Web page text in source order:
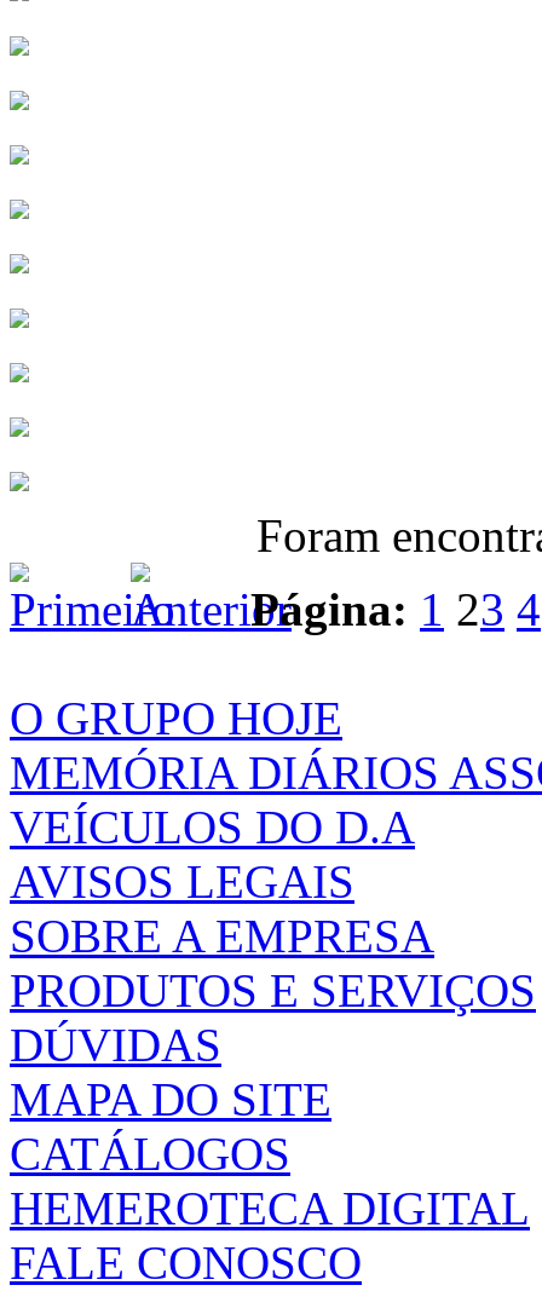
Foram
Página: 1 23 4
O GRUPO HOJE
MEMÓRIA DIÁRIOS
VEÍCULOS DO D.A
AVISOS LEGAIS
SOBRE A EMPRESA
PRODUTOS E SERVIÇOS
DÚVIDAS
MAPA DO SITE
CATÁLOGOS
HEMEROTECA DIGITAL
FALE CONOSCO